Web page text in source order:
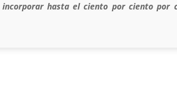
hasta el ciento por ciento por